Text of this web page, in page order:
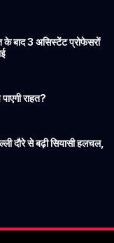
के बाद 3 असिस्टेंट प्रोफेसरों
राहत?
दौरे से बढ़ी सियासी हलचल,